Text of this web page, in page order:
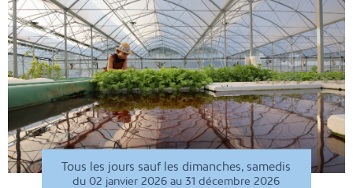
Tous les jours sauf les dimanches, samedis
du 02 janvier 2026 au 31 décembre 2026